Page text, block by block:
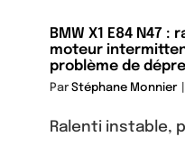
BMW X1 E84 N47
moteur
problème de
ParStéphane Monnier
Ralenti instable,